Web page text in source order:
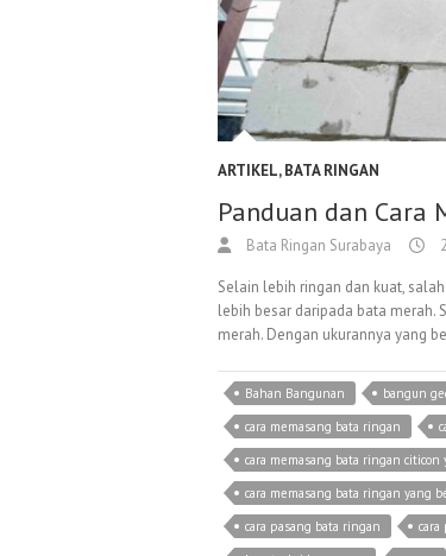
ARTIKEL,BATA RINGAN
Panduan dan Cara
Bata Ringan Surabaya
Selain lebih ringan dan kuat,
lebih besar daripada bata merah.
merah. Dengan ukurannya yang
Bahan Bangunan bangun
cara memasang bata ringan
cara memasang bata ringan citicon
cara memasang bata ringan yang
cara pasang bata ringan
cara